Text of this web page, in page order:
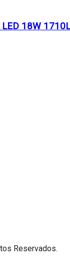
LED 18W
Reservados.